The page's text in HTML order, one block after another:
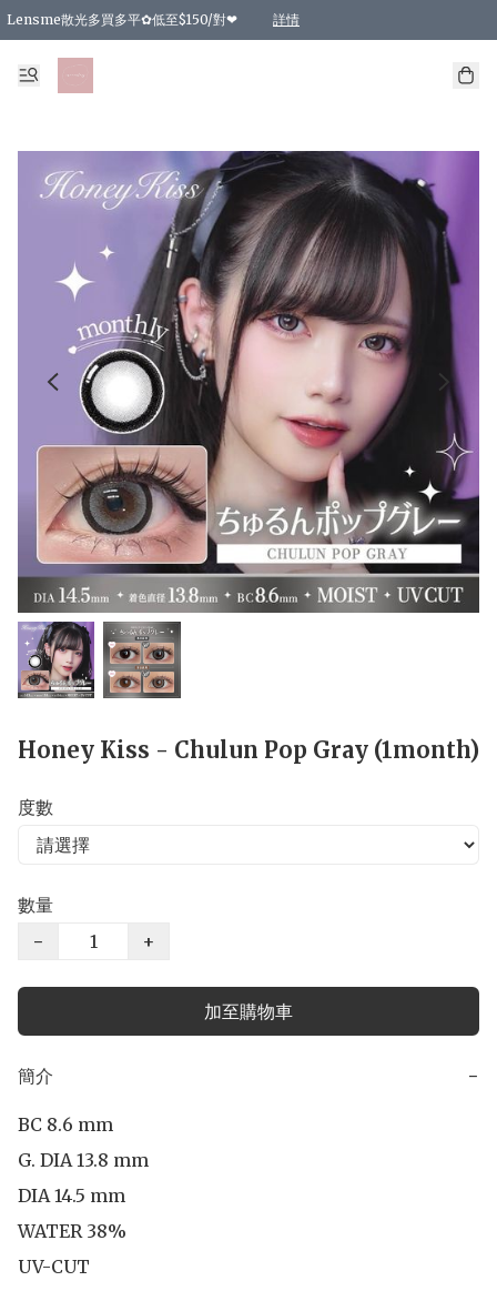
Lensme散光多買多平✿低至$150/對❤ 詳情
台灣Karacon⁩✧日拋 特價清貨❁⃘
日本韓國多款日/月拋現貨☼ 特價❤︎數量有限 售完即止
🇰🇷韓國多款月拋現貨 特價兩對$99✿數量有限 售完即止♫
精選商品，任選買2件或以上9 折；買4件或以上85 折；買6件或以上8 折
精選商品，任選買2件HKD 140.00；買4件HKD 260.00
精選商品，任選買2件HKD 190.00；買4件HKD 360.00
精選商品，任選買2件HKD 110.00；買4件HKD 180.00
精選商品，任選買2件HKD 170.00；買4件HKD 320.00
精選商品，任選買2件或以上減HKD 148.00
精選商品，任選買2件或以上減HKD 148.00
精選商品，任選買2件或以上95 折；買4件或以上9 折；買6件或以上85 折；買8件
精選商品，任選買12件或以上87 折
精選商品，任選買2件或以上減HKD 16.00；買4件或以上減HKD 32.00；買6
精選商品，任選買2件或以上95 折；買4件或以上9 折；買8件或以上85 折；買12
購物滿 HKD 800.00即享免運費優惠！（適用於 特定的送貨方式 )
Honey Kiss - Chulun Pop Gray (1month)
度數
數量
−
+
加至購物車
簡介 −
BC 8.6 mm
G. DIA 13.8 mm
DIA 14.5 mm
WATER 38%
UV-CUT